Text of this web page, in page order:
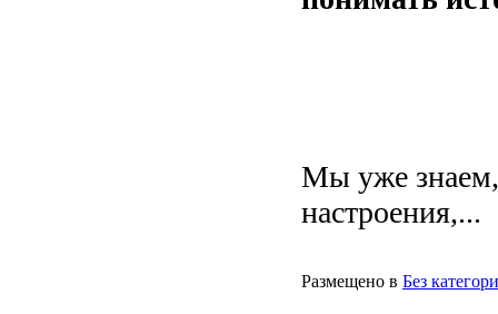
Мы уже
настроения,...
Размещено в Без